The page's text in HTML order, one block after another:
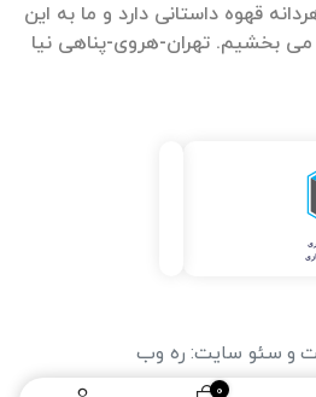
0
قهوه داستانی دارد و ما به این
بخشیم. تهران-هروی-پناهی نیا
و سئو سایت: ره وب